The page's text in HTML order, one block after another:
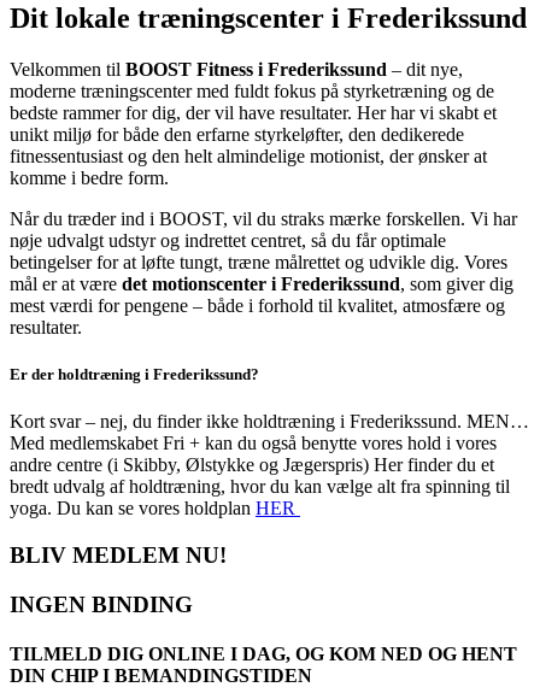
Dit lokale træningscenter i Frederikssund
Velkommen til BOOST Fitness i Frederikssund – dit nye,
moderne træningscenter med fuldt fokus på styrketræning og de
bedste rammer for dig, der vil have resultater. Her har vi skabt et
unikt miljø for både den erfarne styrkeløfter, den dedikerede
fitnessentusiast og den helt almindelige motionist, der ønsker at
komme i bedre form.
Når du træder ind i BOOST, vil du straks mærke forskellen. Vi har
nøje udvalgt udstyr og indrettet centret, så du får optimale
betingelser for at løfte tungt, træne målrettet og udvikle dig. Vores
mål er at være det motionscenter i Frederikssund, som giver dig
mest værdi for pengene – både i forhold til kvalitet, atmosfære og
resultater.
Er der holdtræning i Frederikssund?
Kort svar – nej, du finder ikke holdtræning i Frederikssund. MEN…
Med medlemskabet Fri + kan du også benytte vores hold i vores
andre centre (i Skibby, Ølstykke og Jægerspris) Her finder du et
bredt udvalg af holdtræning, hvor du kan vælge alt fra spinning til
yoga. Du kan se vores holdplan HER
BLIV MEDLEM NU!
INGEN BINDING
TILMELD DIG ONLINE I DAG, OG KOM NED OG HENT
DIN CHIP I BEMANDINGSTIDEN